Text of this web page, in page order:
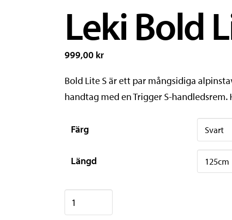
Leki Bold
999,00 kr
Bold Lite S är ett par mångsidiga
handtag med en Trigger S-
Färg
Längd
Leki
Bold